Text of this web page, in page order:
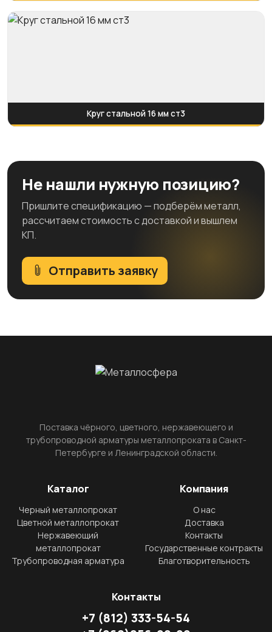
Круг стальной 16 мм ст3
Не нашли нужную позицию?
Пришлите спецификацию — подберём металл,
рассчитаем стоимость с доставкой и вышлем
КП.
Отправить заявку
Поставка чёрного, цветного, нержавеющего и
трубопроводной арматуры металлопроката в Санкт-
Петербурге и Ленинградской области.
Каталог
Черный металлопрокат
Цветной металлопрокат
Нержавеющий
металлопрокат
Трубопроводная арматура
Компания
О нас
Доставка
Контакты
Государственные контракты
Благотворительность
Контакты
+7 (812) 333-54-54